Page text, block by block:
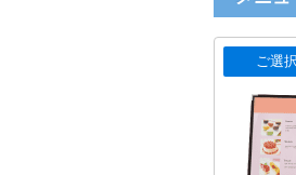
ご選